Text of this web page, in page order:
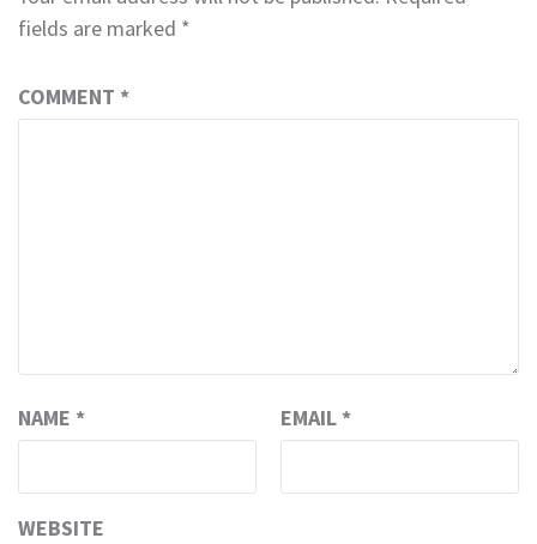
fields are marked *
COMMENT *
NAME * EMAIL *
WEBSITE